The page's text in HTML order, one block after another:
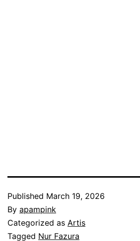
Published March 19, 2026
By apampink
Categorized as Artis
Tagged Nur Fazura